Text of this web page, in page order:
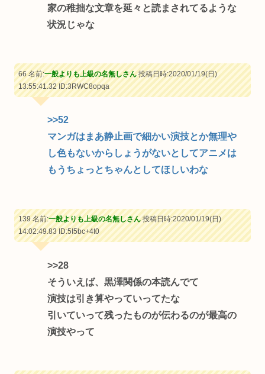
家の稚拙な文章を延々と読まされてるような
状況じゃな
66 名前:一般よりも上級の名無しさん投稿日時:2020/01/19(日)
13:55:41.32ID:3RWC8opqa
>>52
マンガはまあ静止画で細かい演技とか無理や
し色もないからしょうがないとしてアニメは
もうちょっとちゃんとしてほしいわな
139 名前:一般よりも上級の名無しさん投稿日時:2020/01/19(日)
14:02:49.83ID:5I5bc+4t0
>>28
そういえば、黒澤関係の本読んでて
演技は引き算やっていってたな
引いていって残ったものが伝わるのが最高の
演技やって